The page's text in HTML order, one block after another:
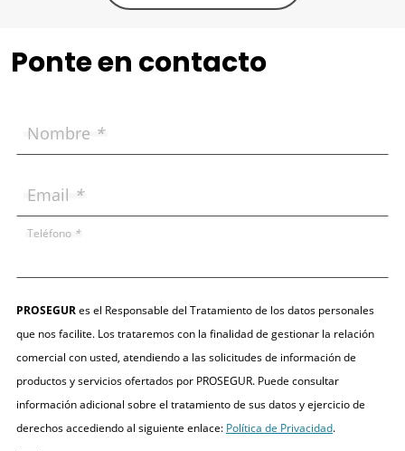
Ponte en contacto
Nombre *
Email *
Teléfono *
PROSEGURes el Responsable del Tratamiento de los datos personales
que nos facilite. Los trataremos con la finalidad de gestionar la relación
comercial con usted, atendiendo a las solicitudes de información de
productos y servicios ofertados por PROSEGUR. Puede consultar
información adicional sobre el tratamiento de sus datos y ejercicio de
derechos accediendo al siguiente enlace: Política de Privacidad.